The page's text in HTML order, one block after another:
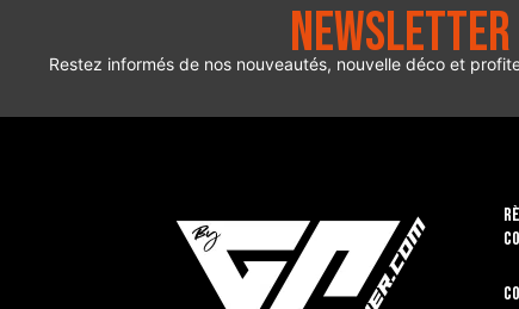
Newsletter
Restez informés de nos nouveautés, nouvelle déco et